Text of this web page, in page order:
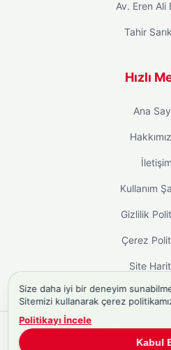
Av. Eren Ali
Tahir
Hızlı
Ana
İletişim
Kullanım
Gizlilik
Çerez
Site
Size daha iyi bir deneyim
Sitemizi kullanarak çerez
Politikayı İncele
Kabul